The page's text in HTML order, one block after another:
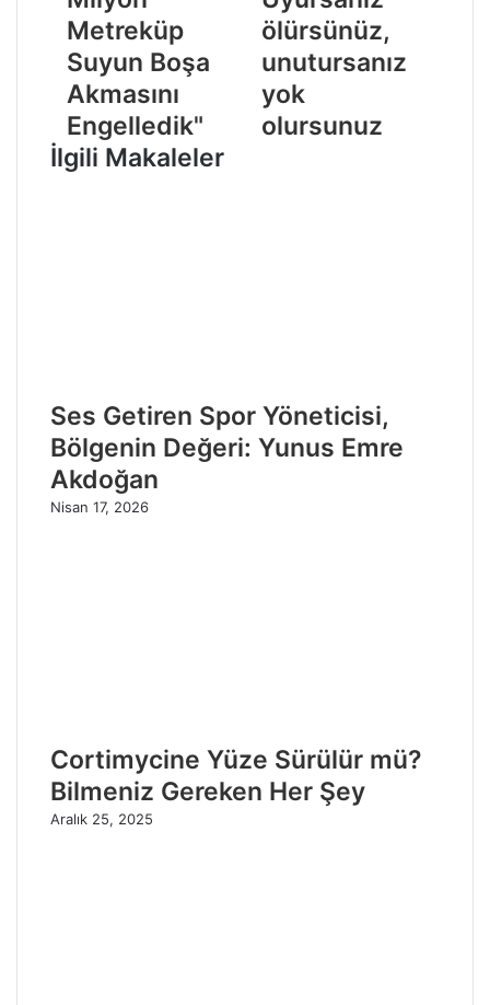
Metreküp
Suyun Boşa
Akmasını
Engelledik"
ölürsünüz,
unutursanız
yok
olursunuz
İlgili Makaleler
Ses Getiren Spor Yöneticisi,
Bölgenin Değeri: Yunus Emre
Akdoğan
Nisan 17, 2026
Cortimycine Yüze Sürülür mü?
Bilmeniz Gereken Her Şey
Aralık 25, 2025